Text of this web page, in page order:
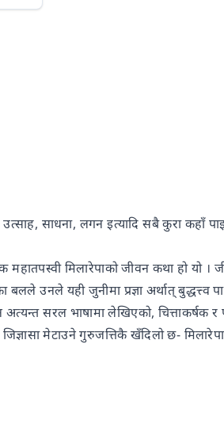
उत्साह, साधना, लगन इत्यादि सबै कुरा कहाँ
महातपस्वी मिलारेपाको जीवन कथा हो यो
उनले यही जुनीमा प्रज्ञा अर्थात् बुद्धत्त्व
सरल भाषामा लेखिएको, चित्ताकर्षक र
मेटाउने गुरुजत्तिकै खँदिलो छ-